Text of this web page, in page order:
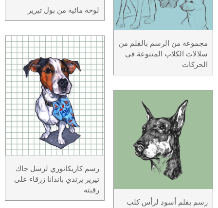
مجموعة من الرسم بالقلم من
سلالات الكلاب المتنوعة في
الحركات
رسم بقلم أسود لرأس كلب
لوحة مائية من بول تيرير
رسم كاريكاتوري لرسل جاك
تيرير يرتدي باندانا زرقاء على
رقبته